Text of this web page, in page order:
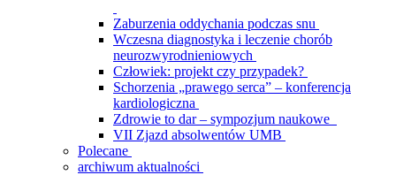
Zaburzenia oddychania podczas snu
Wczesna diagnostyka i leczenie chorób
neurozwyrodnieniowych
Człowiek: projekt czy przypadek?
Schorzenia „prawego serca” – konferencja
kardiologiczna
Zdrowie to dar – sympozjum naukowe
VII Zjazd absolwentów UMB
Polecane
archiwum aktualności